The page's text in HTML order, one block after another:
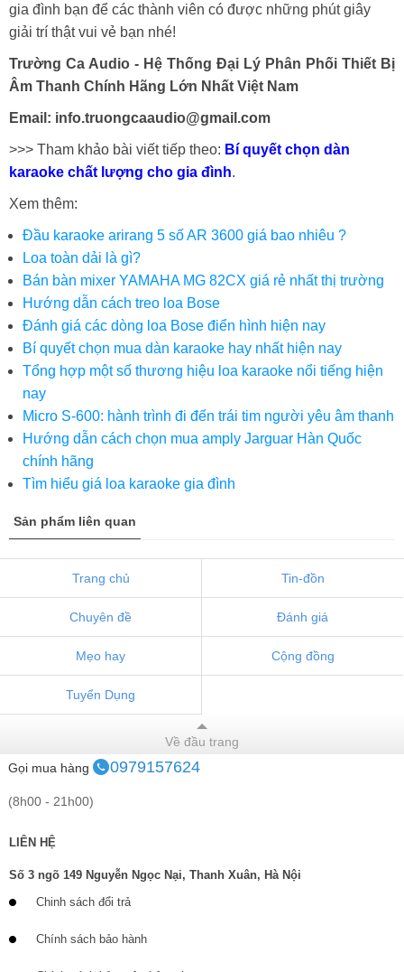
gia đình bạn để các thành viên có được những phút giây
giải trí thật vui vẻ bạn nhé!
Trường Ca Audio - Hệ Thống Đại Lý Phân Phối Thiết Bị
Âm Thanh Chính Hãng Lớn Nhất Việt Nam
Email: info.truongcaaudio@gmail.com
>>> Tham khảo bài viết tiếp theo: Bí quyết chọn dàn
karaoke chất lượng cho gia đình.
Xem thêm:
Đầu karaoke arirang 5 số AR 3600 giá bao nhiêu ?
Loa toàn dải là gì?
Bán bàn mixer YAMAHA MG 82CX giá rẻ nhất thị trường
Hướng dẫn cách treo loa Bose
Đánh giá các dòng loa Bose điển hình hiện nay
Bí quyết chọn mua dàn karaoke hay nhất hiện nay
Tổng hợp một số thương hiệu loa karaoke nổi tiếng hiện
nay
Micro S-600: hành trình đi đến trái tim người yêu âm thanh
Hướng dẫn cách chọn mua amply Jarguar Hàn Quốc
chính hãng
Tìm hiểu giá loa karaoke gia đình
Sản phẩm liên quan
Trang chủ Tin-đồn
Chuyên đề Đánh giá
Mẹo hay Cộng đồng
Tuyển Dụng
Về đầu trang
Gọi mua hàng
0979157624
(8h00 - 21h00)
LIÊN HỆ
Số 3 ngõ 149 Nguyễn Ngọc Nại, Thanh Xuân, Hà Nội
Chinh sách đổi trả
Chính sách bảo hành